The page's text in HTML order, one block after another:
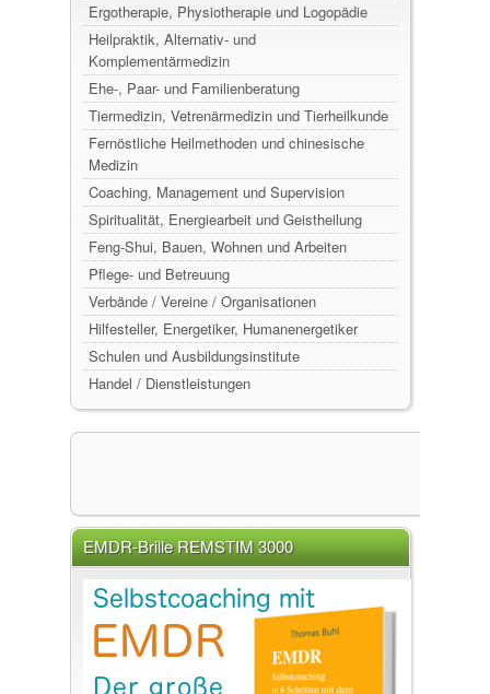
Ergotherapie, Physiotherapie und Logopädie
Heilpraktik, Alternativ- und
Komplementärmedizin
Ehe-, Paar- und Familienberatung
Tiermedizin, Vetrenärmedizin und Tierheilkunde
Fernöstliche Heilmethoden und chinesische
Medizin
Coaching, Management und Supervision
Spiritualität, Energiearbeit und Geistheilung
Feng-Shui, Bauen, Wohnen und Arbeiten
Pflege- und Betreuung
Verbände / Vereine / Organisationen
Hilfesteller, Energetiker, Humanenergetiker
Schulen und Ausbildungsinstitute
Handel / Dienstleistungen
EMDR-Brille REMSTIM 3000